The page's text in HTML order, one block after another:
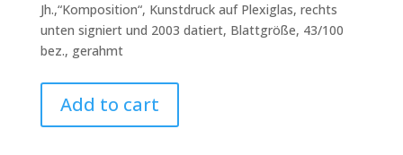
Jh.,“Komposition“, Kunstdruck auf Plexiglas, rechts
unten signiert und 2003 datiert, Blattgröße, 43/100
bez., gerahmt
unbekannter
Add to cart